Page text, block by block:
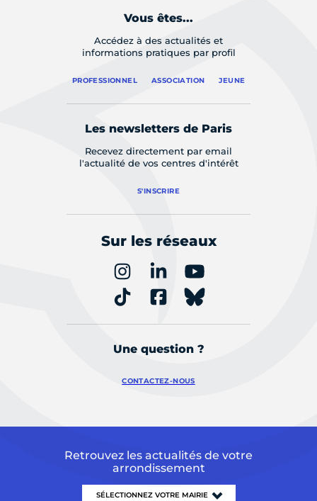
Vous êtes...
Accédez à des actualités et
informations pratiques par profil
PROFESSIONNEL ASSOCIATION JEUNE
Les newsletters de Paris
Recevez directement par email
l'actualité de vos centres d'intérêt
S'INSCRIRE
Sur les réseaux
Une question ?
CONTACTEZ-NOUS
Retrouvez les actualités de votre
arrondissement